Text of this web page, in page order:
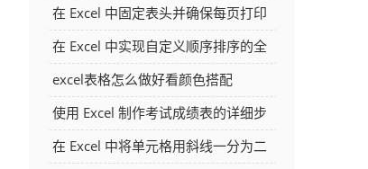
容
在 Excel 中固定表头并确保每页打印
时都显示表头的方法详解
在 Excel 中实现自定义顺序排序的全
面指南
excel表格怎么做好看颜色搭配
使用 Excel 制作考试成绩表的详细步
骤及技巧
在 Excel 中将单元格用斜线一分为二